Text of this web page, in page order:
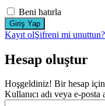
Beni hatırla
Kayıt olŞifreni mi unuttun?
Hesap oluştur
Hoşgeldiniz! Bir hesap
Kullanıcı adı veya e-